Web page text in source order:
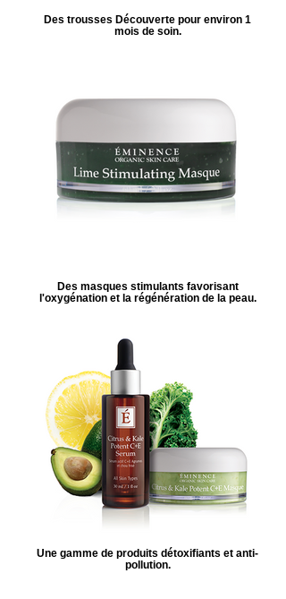
Des trousses Découverte pour environ 1
mois de soin.
Des masques stimulants favorisant
l'oxygénation et la régénération de la peau.
Une gamme de produits détoxifiants et anti-
pollution.